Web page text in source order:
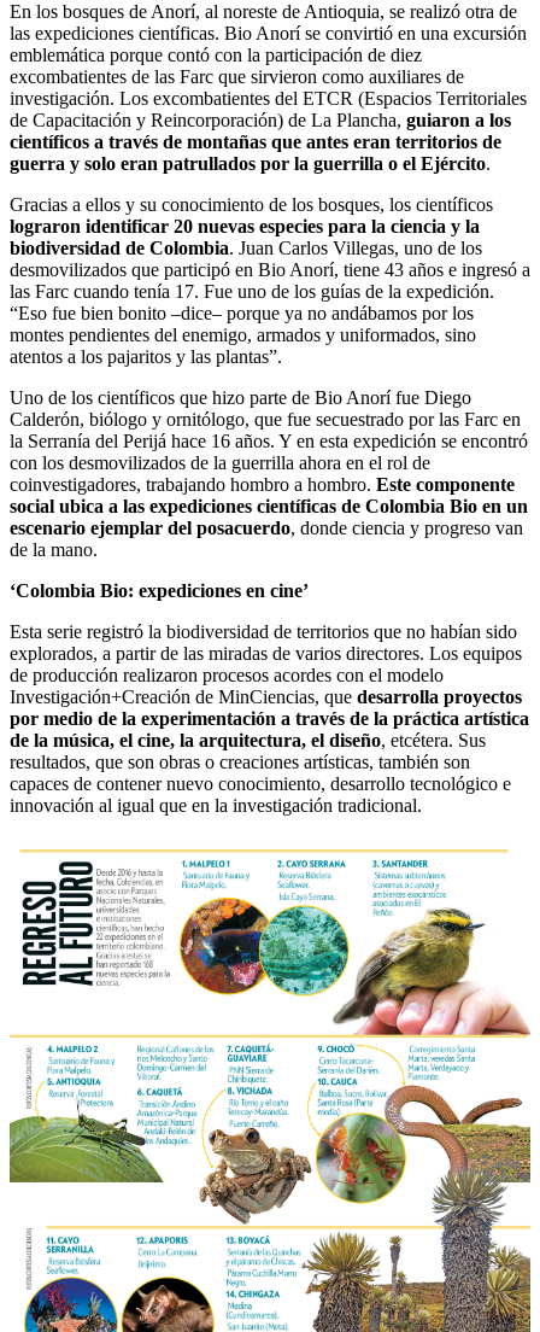
En los bosques de Anorí, al noreste de Antioquia, se realizó otra de
las expediciones científicas. Bio Anorí se convirtió en una excursión
emblemática porque contó con la participación de diez
excombatientes de las Farc que sirvieron como auxiliares de
investigación. Los excombatientes del ETCR (Espacios Territoriales
de Capacitación y Reincorporación) de La Plancha, guiaron a los
científicos a través de montañas que antes eran territorios de
guerra y solo eran patrullados por la guerrilla o el Ejército.
Gracias a ellos y su conocimiento de los bosques, los científicos
lograron identificar 20 nuevas especies para la ciencia y la
biodiversidad de Colombia. Juan Carlos Villegas, uno de los
desmovilizados que participó en Bio Anorí, tiene 43 años e ingresó a
las Farc cuando tenía 17. Fue uno de los guías de la expedición.
“Eso fue bien bonito –dice– porque ya no andábamos por los
montes pendientes del enemigo, armados y uniformados, sino
atentos a los pajaritos y las plantas”.
Uno de los científicos que hizo parte de Bio Anorí fue Diego
Calderón, biólogo y ornitólogo, que fue secuestrado por las Farc en
la Serranía del Perijá hace 16 años. Y en esta expedición se encontró
con los desmovilizados de la guerrilla ahora en el rol de
coinvestigadores, trabajando hombro a hombro. Este componente
social ubica a las expediciones científicas de Colombia Bio en un
escenario ejemplar del posacuerdo, donde ciencia y progreso van
de la mano.
‘Colombia Bio: expediciones en cine’
Esta serie registró la biodiversidad de territorios que no habían sido
explorados, a partir de las miradas de varios directores. Los equipos
de producción realizaron procesos acordes con el modelo
Investigación+Creación de MinCiencias, que desarrolla proyectos
por medio de la experimentación a través de la práctica artística
de la música, el cine, la arquitectura, el diseño, etcétera. Sus
resultados, que son obras o creaciones artísticas, también son
capaces de contener nuevo conocimiento, desarrollo tecnológico e
innovación al igual que en la investigación tradicional.